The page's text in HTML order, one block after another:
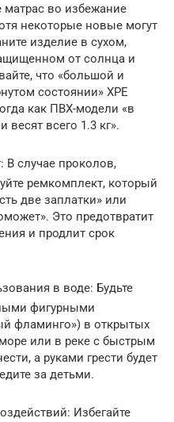
во избежание
некоторые новые могут
изделие в сухом,
от солнца и
что «большой и
состоянии» XPE
как ПВХ-модели «в
всего 1.3 кг».
случае проколов,
ремкомплект, который
две заплатки» или
Это предотвратит
и продлит срок
в воде: Будьте
фигурными
фламинго») в открытых
или в реке с быстрым
а руками грести будет
за детьми.
Избегайте